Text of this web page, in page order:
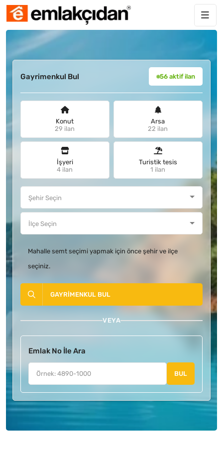
Gayrimenkul Bul 56 aktif ilan
Konut
29 ilan
Arsa
22 ilan
İşyeri
4 ilan
Turistik tesis
1 ilan
Mahalle semt seçimi yapmak için önce şehir ve ilçe
seçiniz.
GAYRIMENKUL BUL
VEYA
Emlak No İle Ara
BUL